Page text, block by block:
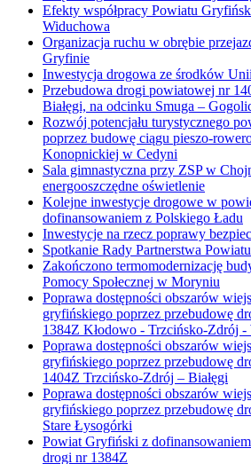
Efekty współpracy Powiatu
Widuchowa
Organizacja ruchu w obrębie
Gryfinie
Inwestycja drogowa ze środków
Przebudowa drogi powiatowej nr
Białęgi, na odcinku Smuga –
Rozwój potencjału turystycznego
poprzez budowę ciągu pieszo-
Konopnickiej w Cedyni
Sala gimnastyczna przy ZSP w
energooszczędne oświetlenie
Kolejne inwestycje drogowe w
dofinansowaniem z Polskiego Ładu
Inwestycje na rzecz poprawy
Spotkanie Rady Partnerstwa
Zakończono termomodernizację
Pomocy Społecznej w Moryniu
Poprawa dostępności obszarów
gryfińskiego poprzez przebudowę
1384Z Kłodowo - Trzcińsko-Zdrój -
Poprawa dostępności obszarów
gryfińskiego poprzez przebudowę
1404Z Trzcińsko-Zdrój – Białęgi
Poprawa dostępności obszarów
gryfińskiego poprzez przebudowę
Stare Łysogórki
Powiat Gryfiński z
drogi nr 1384Z